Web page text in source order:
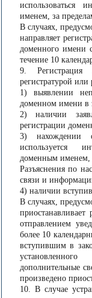
использоваться
именем, за
В случаях,
направляет
доменного имени
течение 10
9. Регистрация
регистратурой или
1) выявлении
доменном имени в
2) наличии
регистрации
3) нахождении
используется
доменным именем,
Разъяснения по
связи и
4) наличии
В случаях,
отправлением
более 10
вступившим в
дополнительные
произведено
10. В случае